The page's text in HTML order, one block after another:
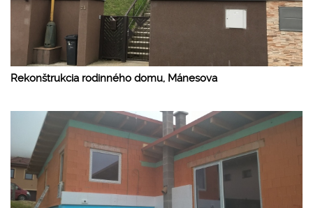
Rekonštrukcia rodinného domu, Mánesova